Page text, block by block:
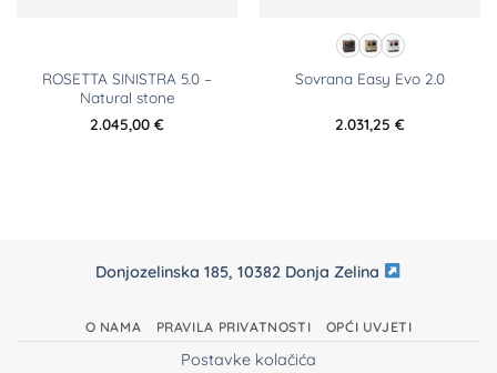
ROSETTA SINISTRA 5.0 –
Natural stone
2.045,00 €
Sovrana Easy Evo 2.0
2.031,25 €
Donjozelinska 185, 10382 Donja Zelina
O NAMA PRAVILA PRIVATNOSTI OPĆI UVJETI
Postavke kolačića